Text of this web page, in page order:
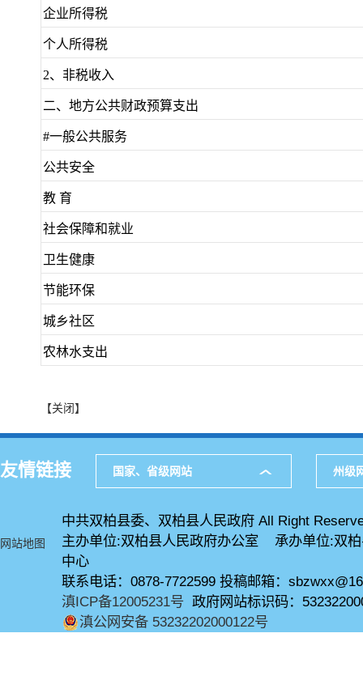
企业所得税
个人所得税
2、非税收入
二、地方公共财政预算支出
#一般公共服务
公共安全
教 育
社会保障和就业
卫生健康
节能环保
城乡社区
农林水支出
【关闭】
友情链接 国家、省级网站 州级
网站地图
中共双柏县委、双柏县人民政府 All Right
主办单位:双柏县人民政府办公室 承办单位:双
中心
联系电话：0878-7722599 投稿邮箱：
滇ICP备12005231号 政府网站标识码：
滇公网安备 53232202000122号